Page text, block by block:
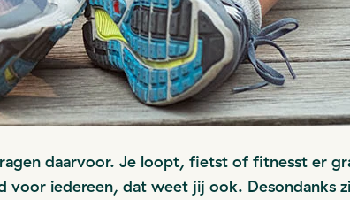
daarvoor. Je loopt, fietst of fitnesst er
iedereen, dat weet jij ook. Desondanks